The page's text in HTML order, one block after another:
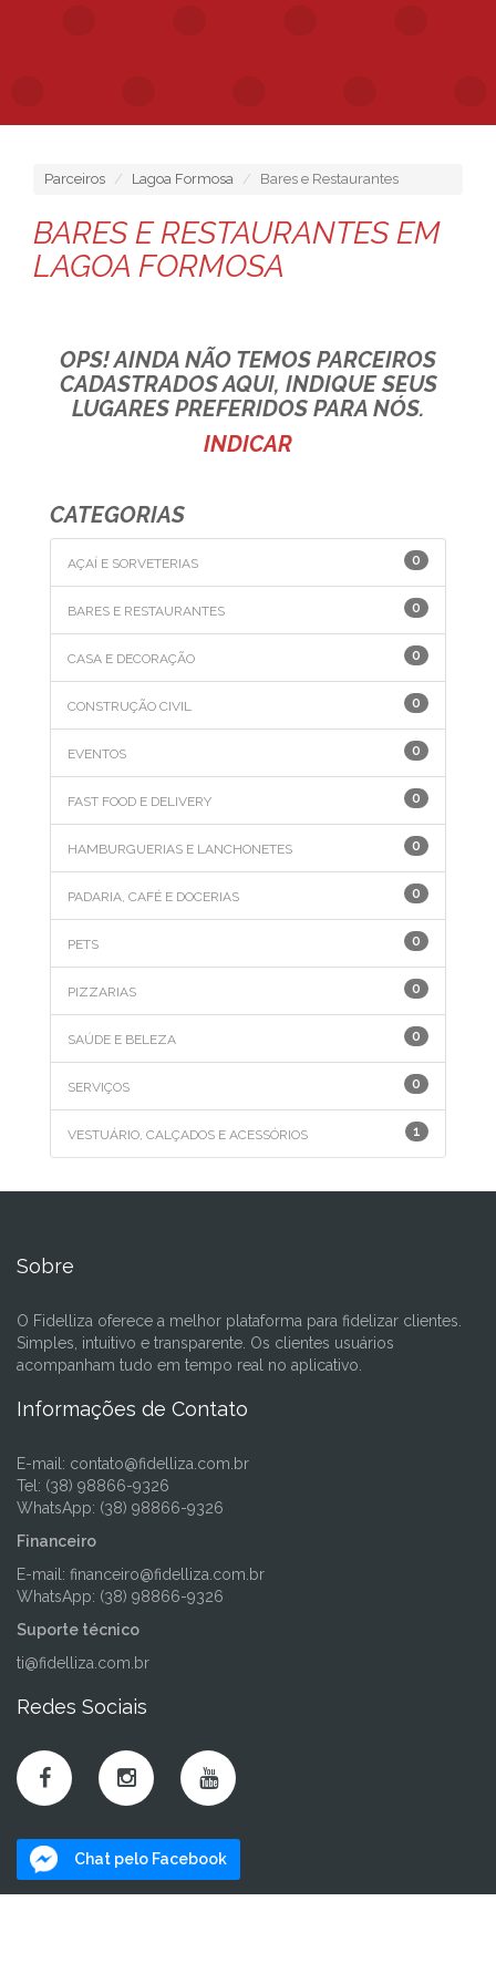
Parceiros Lagoa Formosa Bares e Restaurantes
BARES E RESTAURANTES EM
LAGOA FORMOSA
OPS! AINDA NÃO TEMOS PARCEIROS
CADASTRADOS AQUI, INDIQUE SEUS
LUGARES PREFERIDOS PARA NÓS.
INDICAR
CATEGORIAS
0
AÇAÍ E SORVETERIAS
0
BARES E RESTAURANTES
0
CASA E DECORAÇÃO
0
CONSTRUÇÃO CIVIL
0
EVENTOS
0
FAST FOOD E DELIVERY
0
HAMBURGUERIAS E LANCHONETES
0
PADARIA, CAFÉ E DOCERIAS
0
PETS
0
PIZZARIAS
0
SAÚDE E BELEZA
0
SERVIÇOS
1
VESTUÁRIO, CALÇADOS E ACESSÓRIOS
Sobre
O Fidelliza oferece a melhor plataforma para fidelizar clientes.
Simples, intuitivo e transparente. Os clientes usuários
acompanham tudo em tempo real no aplicativo.
Informações de Contato
E-mail: contato@fidelliza.com.br
Tel: (38) 98866-9326
WhatsApp: (38) 98866-9326
Financeiro
E-mail: financeiro@fidelliza.com.br
WhatsApp: (38) 98866-9326
Suporte técnico
ti@fidelliza.com.br
Redes Sociais
Chat pelo Facebook